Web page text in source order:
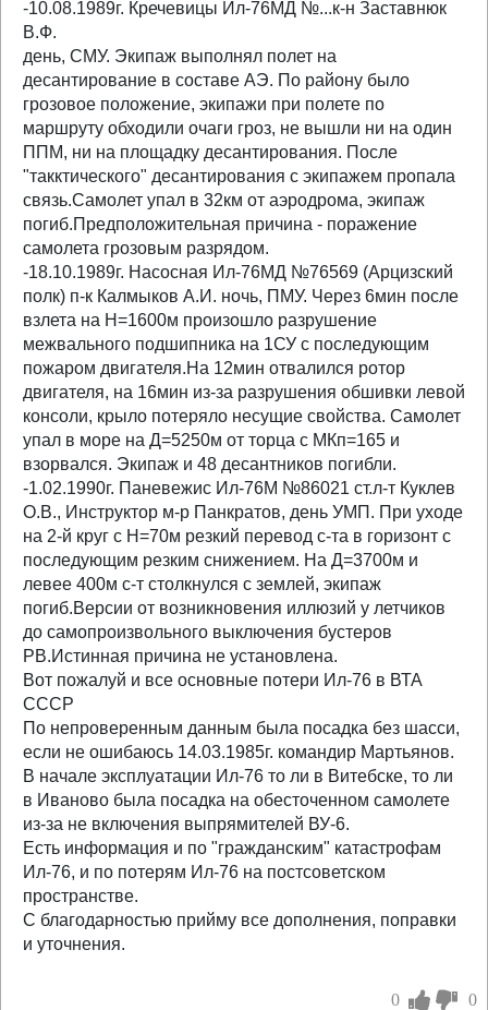
-10.08.1989г. Кречевицы Ил-76МД №...к-н Заставнюк
В.Ф.
день, СМУ. Экипаж выполнял полет на
десантирование в составе АЭ. По району было
грозовое положение, экипажи при полете по
маршруту обходили очаги гроз, не вышли ни на один
ППМ, ни на площадку десантирования. После
"такктического" десантирования с экипажем пропала
связь.Самолет упал в 32км от аэродрома, экипаж
погиб.Предположительная причина - поражение
самолета грозовым разрядом.
-18.10.1989г. Насосная Ил-76МД №76569 (Арцизский
полк) п-к Калмыков А.И. ночь, ПМУ. Через 6мин после
взлета на Н=1600м произошло разрушение
межвального подшипника на 1СУ с последующим
пожаром двигателя.На 12мин отвалился ротор
двигателя, на 16мин из-за разрушения обшивки левой
консоли, крыло потеряло несущие свойства. Самолет
упал в море на Д=5250м от торца с МКп=165 и
взорвался. Экипаж и 48 десантников погибли.
-1.02.1990г. Паневежис Ил-76М №86021 ст.л-т Куклев
О.В., Инструктор м-р Панкратов, день УМП. При уходе
на 2-й круг с Н=70м резкий перевод с-та в горизонт с
последующим резким снижением. На Д=3700м и
левее 400м с-т столкнулся с землей, экипаж
погиб.Версии от возникновения иллюзий у летчиков
до самопроизвольного выключения бустеров
РВ.Истинная причина не установлена.
Вот пожалуй и все основные потери Ил-76 в ВТА
СССР
По непроверенным данным была посадка без шасси,
если не ошибаюсь 14.03.1985г. командир Мартьянов.
В начале эксплуатации Ил-76 то ли в Витебске, то ли
в Иваново была посадка на обесточенном самолете
из-за не включения выпрямителей ВУ-6.
Есть информация и по "гражданским" катастрофам
Ил-76, и по потерям Ил-76 на постсоветском
пространстве.
С благодарностью прийму все дополнения, поправки
и уточнения.
0 0